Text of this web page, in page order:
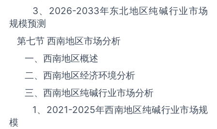
3、 2026-2033年东北地区纯碱‌‌‌行业市场
规模预测
第七节 西南地区市场分析
一、西南地区概述
二、西南地区经济环境分析
三、西南地区纯碱‌‌‌行业市场分析
1、 2021-2025年西南地区纯碱‌‌‌行业市场规
模